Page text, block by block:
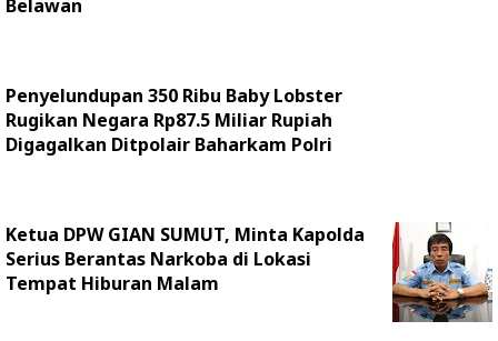
Belawan
Penyelundupan 350 Ribu Baby Lobster
Rugikan Negara Rp87.5 Miliar Rupiah
Digagalkan Ditpolair Baharkam Polri
Ketua DPW GIAN SUMUT, Minta Kapolda
Serius Berantas Narkoba di Lokasi
Tempat Hiburan Malam